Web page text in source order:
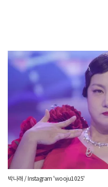
박나래 / Instagram 'wooju1025'